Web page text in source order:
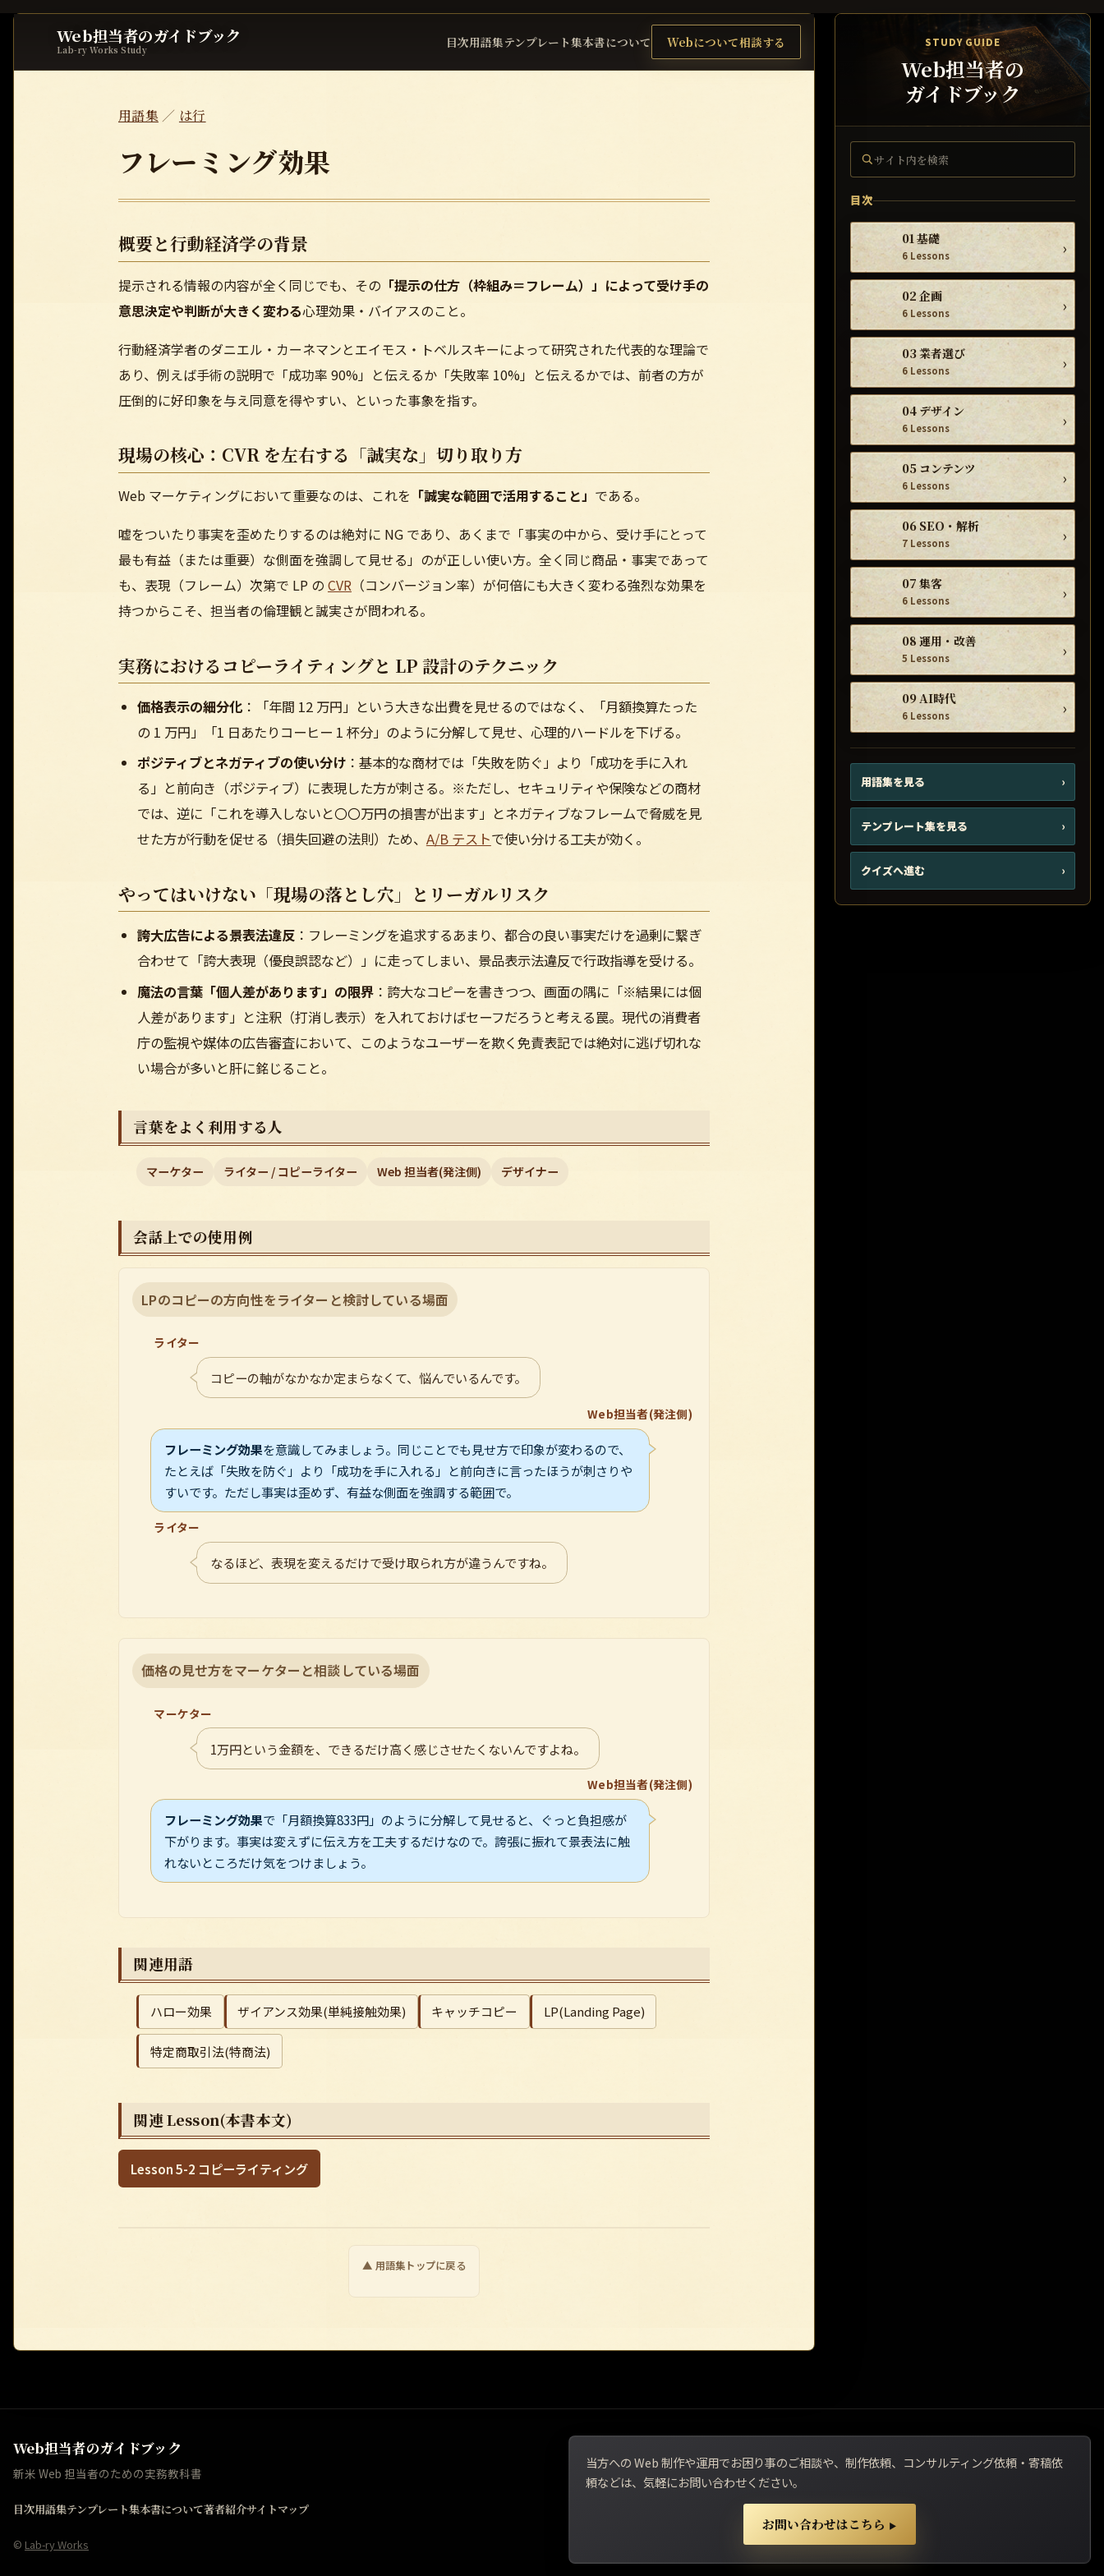
STUDY GUIDE
Web担当者の
ガイドブック
サイト内を検索
目次
01 基礎
6 Lessons ›
02 企画
6 Lessons ›
03 業者選び
6 Lessons ›
04 デザイン
6 Lessons ›
05 コンテンツ
6 Lessons ›
06 SEO・解析
7 Lessons ›
07 集客
6 Lessons ›
08 運用・改善
5 Lessons ›
09 AI時代
6 Lessons ›
用語集を見る ›
テンプレート集を見る ›
クイズへ進む ›
Web担当者のガイドブック
Lab-ry Works Study
目次用語集テンプレート集本書について Webについて相談する
用語集／ は行
フレーミング効果
概要と行動経済学の背景
提示される情報の内容が全く同じでも、その 「提示の仕方（枠組み＝フレーム）」によって受け手の
意思決定や判断が大きく変わる心理効果・バイアスのこと。
行動経済学者のダニエル・カーネマンとエイモス・トベルスキーによって研究された代表的な理論で
あり、例えば手術の説明で「成功率 90%」と伝えるか「失敗率 10%」と伝えるかでは、前者の方が
圧倒的に好印象を与え同意を得やすい、といった事象を指す。
現場の核心：CVR を左右する「誠実な」切り取り方
Web マーケティングにおいて重要なのは、これを 「誠実な範囲で活用すること」 である。
嘘をついたり事実を歪めたりするのは絶対に NG であり、あくまで「事実の中から、受け手にとって
最も有益（または重要）な側面を強調して見せる」のが正しい使い方。全く同じ商品・事実であって
も、表現（フレーム）次第で LP の CVR （コンバージョン率）が何倍にも大きく変わる強烈な効果を
持つからこそ、担当者の倫理観と誠実さが問われる。
実務におけるコピーライティングと LP 設計のテクニック
価格表示の細分化：「年間 12 万円」という大きな出費を見せるのではなく、「月額換算たった
の 1 万円」「1 日あたりコーヒー 1 杯分」のように分解して見せ、心理的ハードルを下げる。
ポジティブとネガティブの使い分け：基本的な商材では「失敗を防ぐ」より「成功を手に入れ
る」と前向き（ポジティブ）に表現した方が刺さる。※ただし、セキュリティや保険などの商材
では、逆に「これを導入しないと〇〇万円の損害が出ます」とネガティブなフレームで脅威を見
せた方が行動を促せる（損失回避の法則）ため、 A/B テストで使い分ける工夫が効く。
やってはいけない「現場の落とし穴」とリーガルリスク
誇大広告による景表法違反：フレーミングを追求するあまり、都合の良い事実だけを過剰に繋ぎ
合わせて「誇大表現（優良誤認など）」に走ってしまい、景品表示法違反で行政指導を受ける。
魔法の言葉「個人差があります」の限界：誇大なコピーを書きつつ、画面の隅に「※結果には個
人差があります」と注釈（打消し表示）を入れておけばセーフだろうと考える罠。現代の消費者
庁の監視や媒体の広告審査において、このようなユーザーを欺く免責表記では絶対に逃げ切れな
い場合が多いと肝に銘じること。
言葉をよく利用する人
マーケター ライター / コピーライター Web 担当者(発注側) デザイナー
会話上での使用例
LPのコピーの方向性をライターと検討している場面
ライター
コピーの軸がなかなか定まらなくて、悩んでいるんです。
Web担当者(発注側)
フレーミング効果を意識してみましょう。同じことでも見せ方で印象が変わるので、
たとえば「失敗を防ぐ」より「成功を手に入れる」と前向きに言ったほうが刺さりや
すいです。ただし事実は歪めず、有益な側面を強調する範囲で。
ライター
なるほど、表現を変えるだけで受け取られ方が違うんですね。
価格の見せ方をマーケターと相談している場面
マーケター
1万円という金額を、できるだけ高く感じさせたくないんですよね。
Web担当者(発注側)
フレーミング効果で「月額換算833円」のように分解して見せると、ぐっと負担感が
下がります。事実は変えずに伝え方を工夫するだけなので。誇張に振れて景表法に触
れないところだけ気をつけましょう。
関連用語
ハロー効果 ザイアンス効果(単純接触効果) キャッチコピー LP(Landing Page)
特定商取引法(特商法)
関連 Lesson(本書本文)
Lesson 5-2 コピーライティング
▲ 用語集トップに戻る
Web担当者のガイドブック
新米 Web 担当者のための実務教科書
目次用語集テンプレート集本書について著者紹介サイトマップ
© Lab-ry Works
当方への Web 制作や運用でお困り事のご相談や、制作依頼、コンサルティング依頼・寄稿依
頼などは、気軽にお問い合わせください。
お問い合わせはこちら ▶